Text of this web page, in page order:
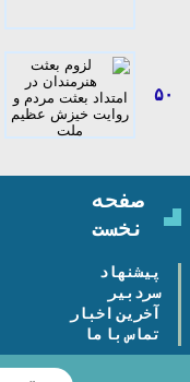
۵۰
صفحه
نخست
پیشنهاد
سردبیر
آخرین اخبار
تماس با ما